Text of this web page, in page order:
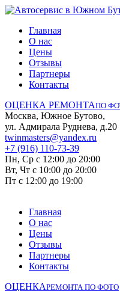
Главная
О нас
Цены
Отзывы
Партнеры
Контакты
ОЦЕНКА РЕМОНТАПО
Москва, Южное Бутово,
ул. Адмирала Руднева, д.20
twinmasters@yandex.ru
+7 (916) 110-73-39
Пн, Ср с 12:00 до 20:00
Вт, Чт с 10:00 до 20:00
Пт с 12:00 до 19:00
Главная
О нас
Цены
Отзывы
Партнеры
Контакты
ОЦЕНКАРЕМОНТА ПО ФОТО